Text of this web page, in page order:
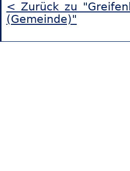
< Zurück zu
(Gemeinde)"